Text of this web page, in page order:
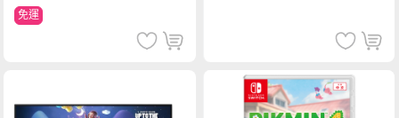
免運